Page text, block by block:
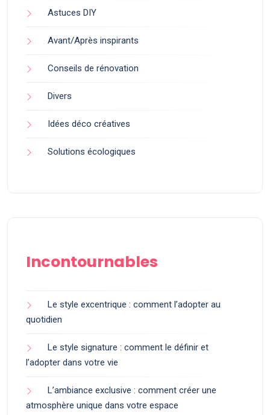
Astuces DIY
Avant/Après inspirants
Conseils de rénovation
Divers
Idées déco créatives
Solutions écologiques
Incontournables
Le style excentrique : comment l’adopter au
quotidien
Le style signature : comment le définir et
l’adopter dans votre vie
L’ambiance exclusive : comment créer une
atmosphère unique dans votre espace